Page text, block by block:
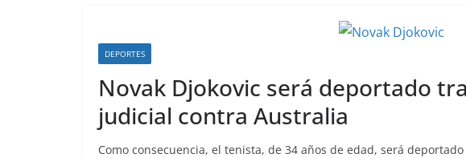
DEPORTES
Novak Djokovic será deportado
judicial contra Australia
Como consecuencia, el tenista, de 34 años de edad, será